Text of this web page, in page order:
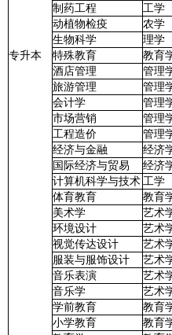
专升本
制药工程
工学
动植物检疫
农学
生物科学
理学
特殊教育
教育
酒店管理
管理
旅游管理
管理
会计学
管理
市场营销
管理
工程造价
管理
经济与金融
经济
国际经济与贸易
经济
计算机科学与技术工学
体育教育
教育
美术学
艺术
环境设计
艺术
视觉传达设计
艺术
服装与服饰设计
艺术
音乐表演
艺术
音乐学
艺术
学前教育
教育
小学教育
教育